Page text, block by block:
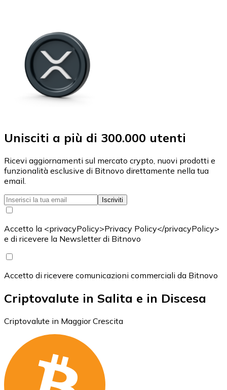
Unisciti a più di 300.000 utenti
Ricevi aggiornamenti sul mercato crypto, nuovi prodotti e
funzionalità esclusive di Bitnovo direttamente nella tua
email.
Iscriviti
Accetto la <privacyPolicy>Privacy Policy</privacyPolicy>
e di ricevere la Newsletter di Bitnovo
Accetto di ricevere comunicazioni commerciali da Bitnovo
Criptovalute in Salita e in Discesa
Criptovalute in Maggior Crescita